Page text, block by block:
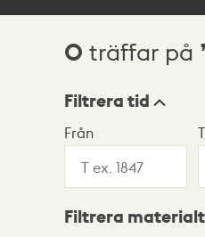
Sökresultat
0 träffar på
Visningsläge
Lista Karta
Filtrera tid
Från
Filtrera